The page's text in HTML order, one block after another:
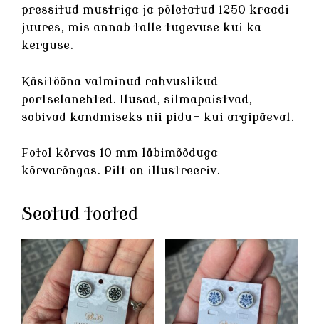
pressitud mustriga ja põletatud 1250 kraadi
juures, mis annab talle tugevuse kui ka
kerguse.
Käsitööna valminud rahvuslikud
portselanehted. Ilusad, silmapaistvad,
sobivad kandmiseks nii pidu- kui argipäeval.
Fotol kõrvas 10 mm läbimõõduga
kõrvarõngas. Pilt on illustreeriv.
Seotud tooted